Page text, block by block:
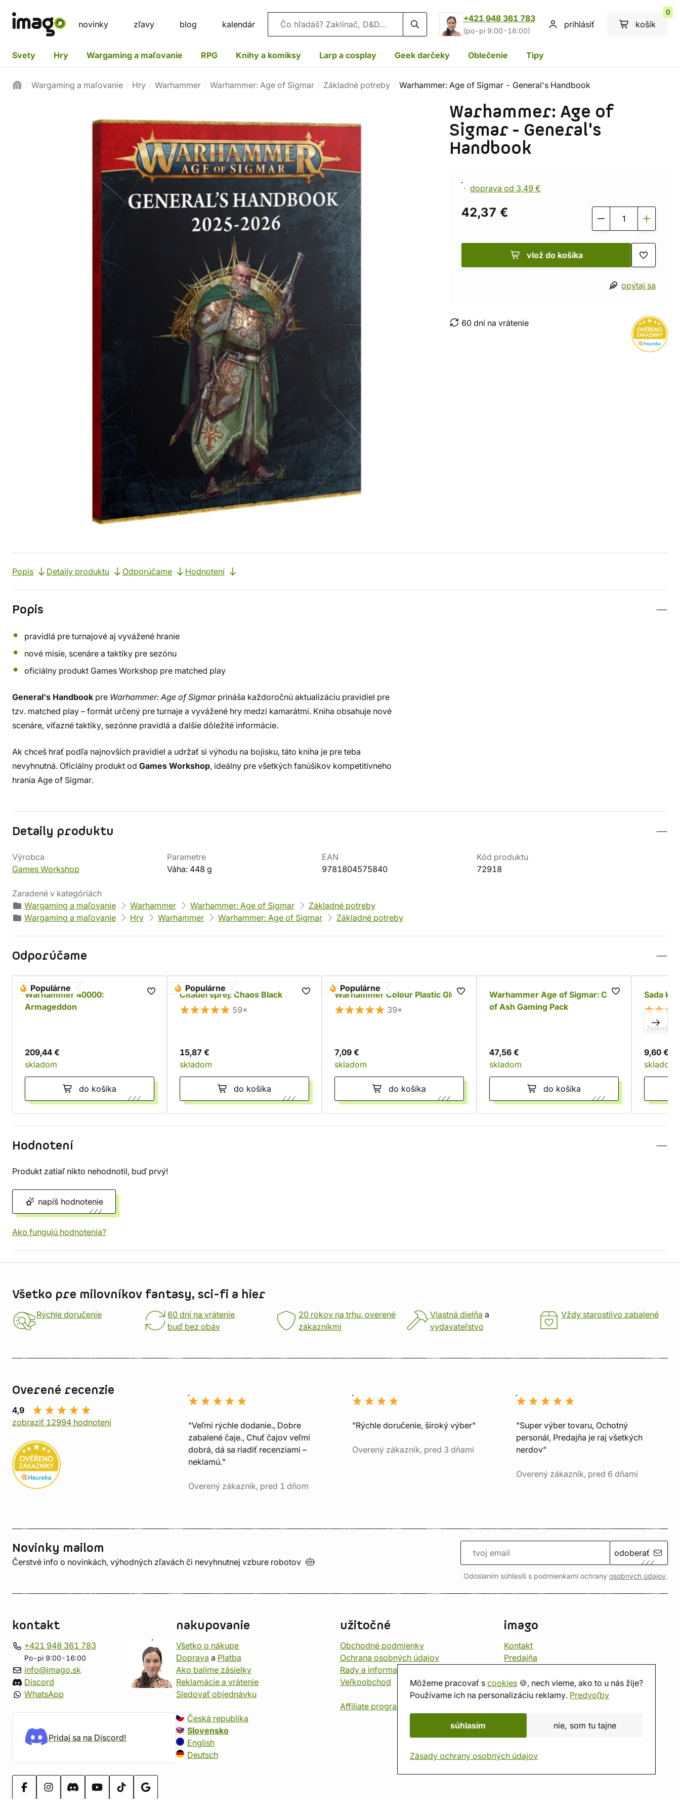
novinky zľavy blog kalendár Vyhľadávanie
+421 948 361 783
(po-pi 9:00-16:00)
prihlásiť košík
0
Svety Hry Wargaming a maľovanie RPG Knihy a komiksy Larp a cosplay Geek darčeky Oblečenie Tipy
Wargaming a maľovanie Hry Warhammer Warhammer: Age of Sigmar Základné potreby Warhammer: Age of Sigmar - General's Handbook
Warhammer: Age of
Sigmar - General's
Handbook
doprava od 3,49 €
42,37 €
vlož do košíka
opýtaj sa
60 dní na vrátenie
Popis Detaily produktu Odporúčame Hodnotení
Popis
pravidlá pre turnajové aj vyvážené hranie
nové misie, scenáre a taktiky pre sezónu
oficiálny produkt Games Workshop pre matched play
General's Handbook pre Warhammer: Age of Sigmarprináša každoročnú aktualizáciu pravidiel pre
tzv. matched play – formát určený pre turnaje a vyvážené hry medzi kamarátmi. Kniha obsahuje nové
scenáre, víťazné taktiky, sezónne pravidlá a ďalšie dôležité informácie.
Ak chceš hrať podľa najnovších pravidiel a udržať si výhodu na bojisku, táto kniha je pre teba
nevyhnutná. Oficiálny produkt od Games Workshop, ideálny pre všetkých fanúšikov kompetitívneho
hrania Age of Sigmar.
Detaily produktu
Výrobca
Games Workshop
Parametre
Váha: 448 g
EAN
9781804575840
Kód produktu
72918
Zaradené v kategóriách
Wargaming a maľovanie
Warhammer Warhammer: Age of Sigmar
Základné potreby
Wargaming a maľovanie
Hry Warhammer Warhammer: Age of Sigmar Základné potreby
Odporúčame
Populárne
Warhammer 40000:
Armageddon
209,44 €
skladom
do košíka
Populárne
Citadel sprej: Chaos Black
59×
15,87 €
skladom
do košíka
Populárne
Warhammer Colour Plastic Glue
39×
7,09 €
skladom
do košíka
Warhammer Age of Sigmar: City
of Ash Gaming Pack
47,56 €
skladom
do košíka
Sada
Zelená
9,60 €
skladom
Hodnotení
Produkt zatiaľ nikto nehodnotil, buď prvý!
napíš hodnotenie
Ako fungujú hodnotenia?
Môžeme pracovať s cookies 🍪, nech vieme, ako to u nás žije?
Používame ich na personalizáciu reklamy. Predvoľby
súhlasím nie, som tu tajne
Zásady ochrany osobných údajov
Všetko pre milovníkov fantasy, sci-fi a hier
Rýchle doručenie
60 dní na vrátenie
buď bez obáv
20 rokov na trhu, overené
zákazníkmi
Vlastná dielňa a
vydavateľstvo
Vždy starostlivo zabalené
Overené recenzie
4,9
zobraziť 12994 hodnotení
"Veľmi rýchle dodanie., Dobre
zabalené čaje., Chuť čajov veľmi
dobrá, dá sa riadiť recenziami –
neklamú."
Overený zákazník, pred 1 dňom
"Rýchle doručenie, široký výber"
Overený zákazník, pred 3 dňami
"Super výber tovaru, Ochotný
personál, Predajňa je raj všetkých
nerdov"
Overený zákazník, pred 6 dňami
Novinky mailom
Čerstvé info o novinkách, výhodných zľavách či nevyhnutnej vzbure robotov
odoberať
Odoslaním súhlasíš s podmienkami ochrany osobných údajov.
kontakt
+421 948 361 783
Po-pi 9:00-16:00
info@imago.sk
Discord
WhatsApp
Pridaj sa na Discord!
nakupovanie
Všetko o nákupe
Doprava a Platba
Ako balíme zásielky
Reklamácie a vrátenie
Sledovať objednávku
Česká republika
Slovensko
English
Deutsch
užitočné
Obchodné podmienky
Ochrana osobných údajov
Rady a informace
Veľkoobchod
Affiliate program
imago
Kontakt
Predajňa
O nás
Hodnotenie obchodu